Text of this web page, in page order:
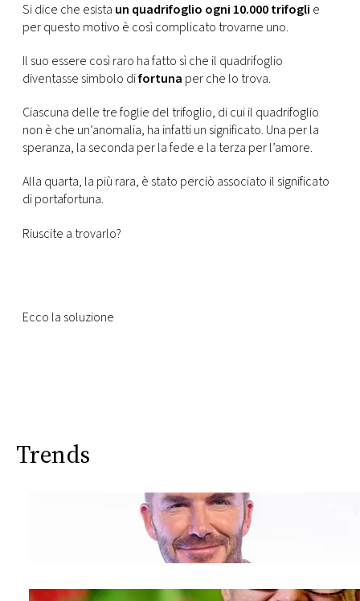
RMC
CONSIGLIA
Si dice che esista un quadrifoglio ogni 10.000 trifogli e
per questo motivo è così complicato trovarne uno.
Il suo essere così raro ha fatto sì che il quadrifoglio
diventasse simbolo difortuna per che lo trova.
Ciascuna delle tre foglie del trifoglio, di cui il quadrifoglio
non è che un’anomalia, ha infatti un significato. Una per la
speranza, la seconda per la fede e la terza per l’amore.
Alla quarta, la più rara, è stato perciò associato il significato
di portafortuna.
Riuscite a trovarlo?
Ecco la soluzione
Trends